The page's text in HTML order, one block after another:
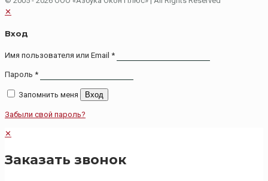
✕
Вход
Имя пользователя или Email *
Пароль *
Запомнить меня Вход
Забыли свой пароль?
✕
Заказать звонок